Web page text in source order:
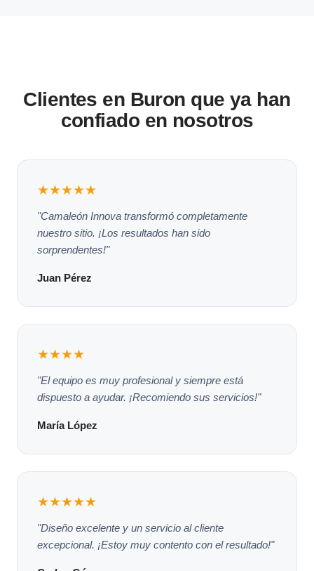
Clientes en Buron que ya han
confiado en nosotros
★★★★★
"Camaleón Innova transformó completamente
nuestro sitio. ¡Los resultados han sido
sorprendentes!"
Juan Pérez
★★★★
"El equipo es muy profesional y siempre está
dispuesto a ayudar. ¡Recomiendo sus servicios!"
María López
★★★★★
"Diseño excelente y un servicio al cliente
excepcional. ¡Estoy muy contento con el resultado!"